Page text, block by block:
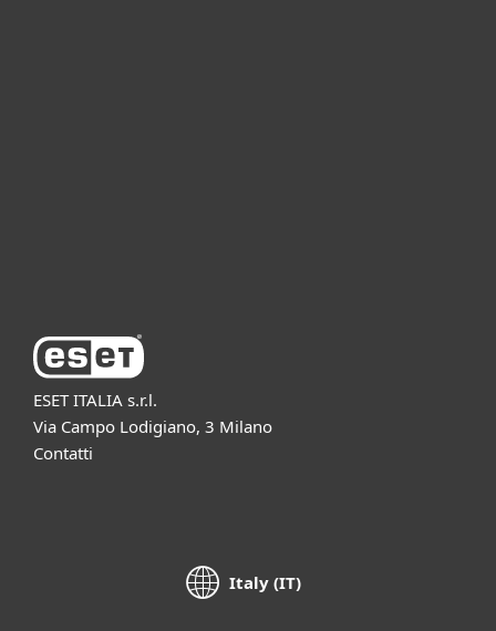
ESET ITALIA s.r.l.
Via Campo Lodigiano, 3 Milano
Contatti
Italy (IT)